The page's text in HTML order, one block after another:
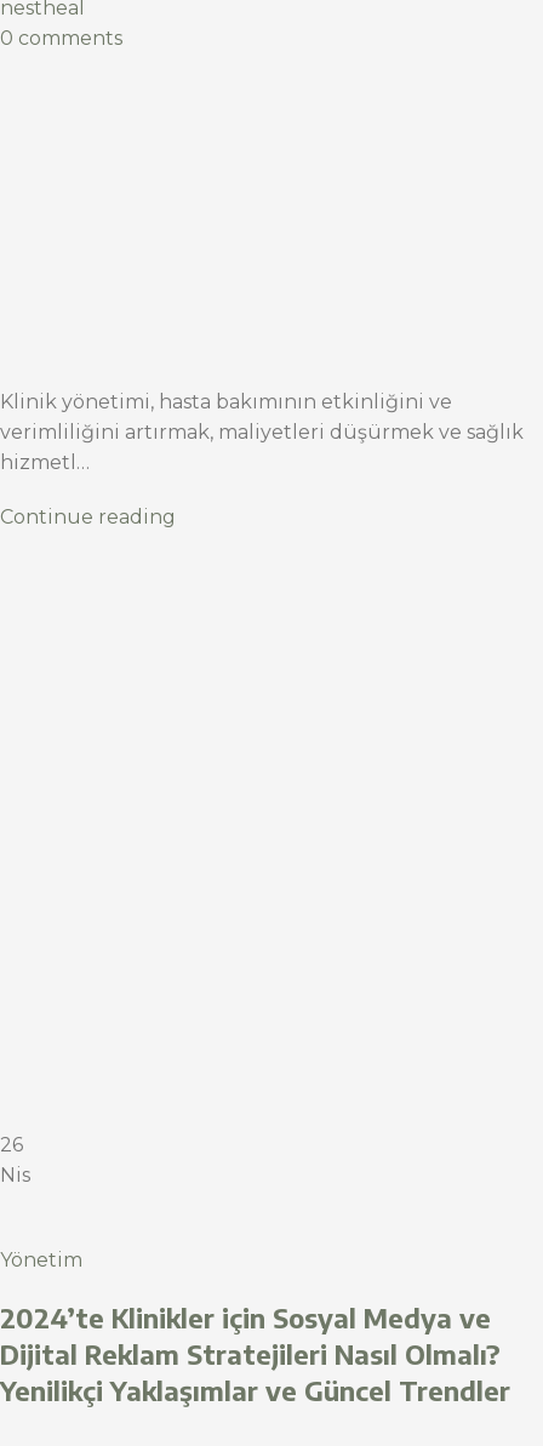
nestheal
0 comments
Klinik yönetimi, hasta bakımının etkinliğini ve
verimliliğini artırmak, maliyetleri düşürmek ve sağlık
hizmetl…
Continue reading
26
Nis
Yönetim
2024’te Klinikler için Sosyal Medya ve
Dijital Reklam Stratejileri Nasıl Olmalı?
Yenilikçi Yaklaşımlar ve Güncel Trendler